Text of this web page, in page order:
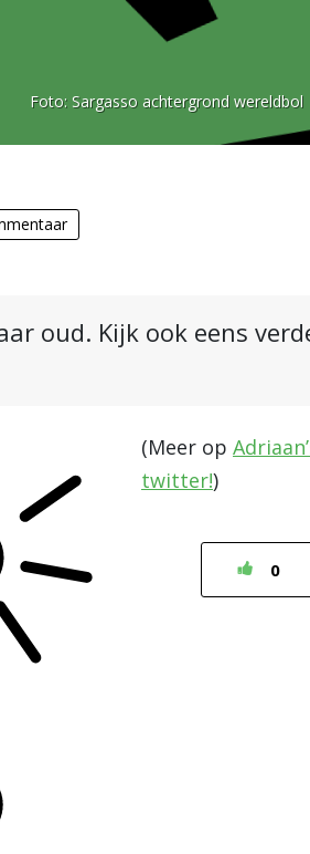
Foto: Sargasso achtergrond wereldbol
oud. Kijk ook eens
(Meer op
twitter!)
0